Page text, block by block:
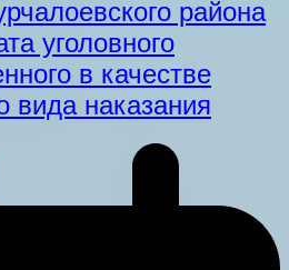
района
уголовного
в качестве
вида наказания